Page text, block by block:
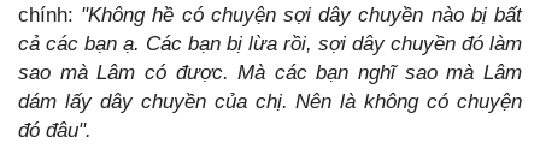
chính: "Không hề có chuyện sợi dây chuyền nào bị bất
cả các bạn ạ. Các bạn bị lừa rồi, sợi dây chuyền đó làm
sao mà Lâm có được. Mà các bạn nghĩ sao mà Lâm
dám lấy dây chuyền của chị. Nên là không có chuyện
đó đâu".